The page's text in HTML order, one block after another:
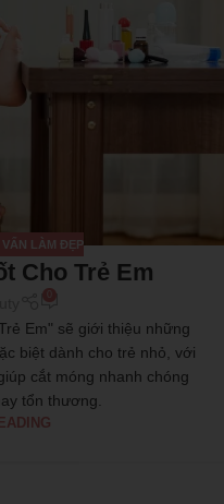
LÀM ĐẸP
Cho Trẻ Em
Em" sẽ giới thiệu những
biệt dành cho trẻ nhỏ, với
cắt móng nhanh chóng
tổn thương.